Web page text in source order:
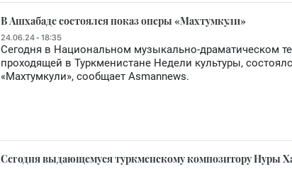
В Ашхабаде состоялся показ оперы «Махтумкули»
24.06.24 - 18:35
Сегодня в Национальном музыкально-драматическом
проходящей в Туркменистане Недели культуры,
«Махтумкули», сообщает Asmannews.
Сегодня выдающемуся туркменскому композитору Нуры